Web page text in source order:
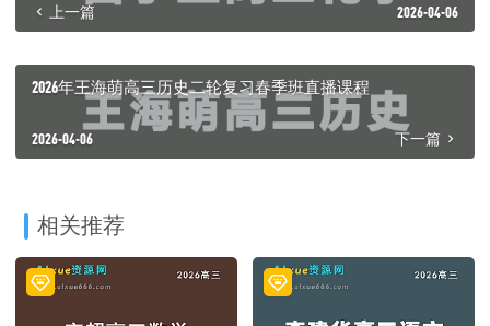
上一篇 2026-04-06
2026年王海萌高三历史二轮复习春季班直播课程
2026-04-06 下一篇
相关推荐